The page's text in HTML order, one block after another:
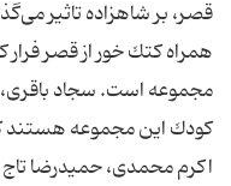
قصر، بر شاهزاده تاثیر
همراه كتك خور از قصر فرار
مجموعه است. سجاد باقری،
كودك این مجموعه هستند
اكرم محمدی، حمیدرضا